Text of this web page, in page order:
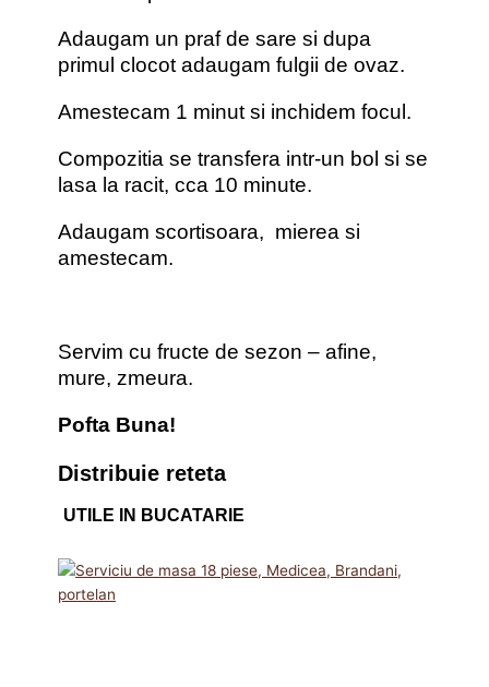
Adaugam un praf de sare si dupa
primul clocot adaugam fulgii de ovaz.
Amestecam 1 minut si inchidem focul.
Compozitia se transfera intr-un bol si se
lasa la racit, cca 10 minute.
Adaugam scortisoara, mierea si
amestecam.
Servim cu fructe de sezon – afine,
mure, zmeura.
Pofta Buna!
Distribuie reteta
UTILE IN BUCATARIE